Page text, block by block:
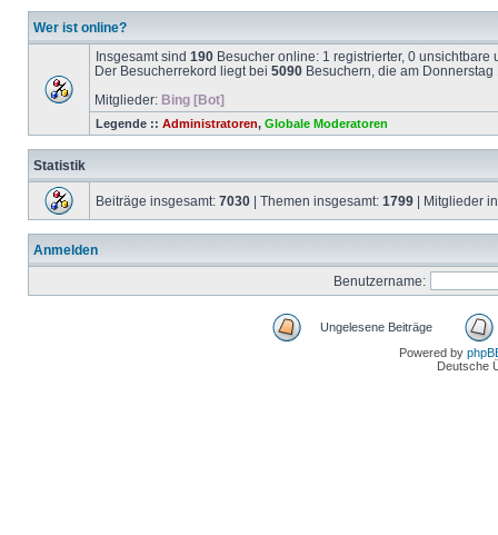
Wer ist online?
Insgesamt sind 190 Besucher online: 1 registrierter, 0
Der Besucherrekord liegt bei 5090 Besuchern, die am
Mitglieder: Bing [Bot]
Legende :: Administratoren, Globale Moderatoren
Statistik
Beiträge insgesamt: 7030 | Themen insgesamt: 1799 | Mitglieder
Anmelden
Benutzername:
Ungelesene Beiträge
Powered by
Deutsche